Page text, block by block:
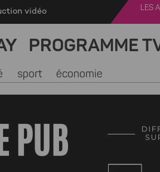
vidéo
LES
PROGRAMME
sport économie